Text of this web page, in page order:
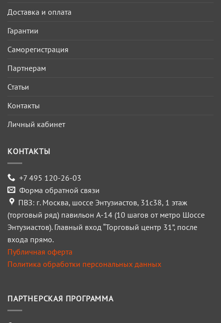
Доставка и оплата
Гарантии
Саморегистрация
Партнерам
Статьи
Контакты
Личный кабинет
КОНТАКТЫ
+7 495 120-26-03
Форма обратной связи
ПВЗ: г. Москва, шоссе Энтузиастов, 31с38, 1 этаж
(торговый ряд) павильон А-14 (10 шагов от метро Шоссе
Энтузиастов). Главный вход “Торговый центр 31”, после
входа прямо.
Публичная оферта
Политика обработки персональных данных
ПАРТНЕРСКАЯ ПРОГРАММА